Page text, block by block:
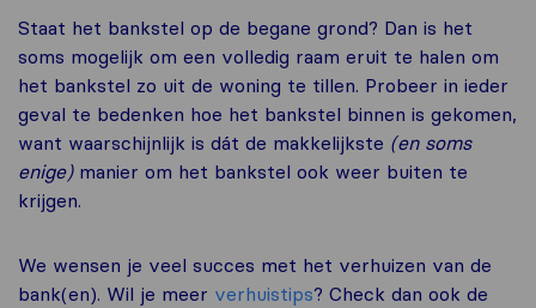
Staat het bankstel op de begane grond? Dan is het
soms mogelijk om een volledig raam eruit te halen om
het bankstel zo uit de woning te tillen. Probeer in ieder
geval te bedenken hoe het bankstel binnen is gekomen,
want waarschijnlijk is dát de makkelijkste (en soms
enige)manier om het bankstel ook weer buiten te
krijgen.
We wensen je veel succes met het verhuizen van de
bank(en). Wil je meer verhuistips? Check dan ook de